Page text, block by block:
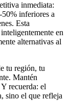
inmediata:
50% inferiores a
Esta
en
alternativas al
tu región, tu
Mantén
recuerda: el
sino el que refleja